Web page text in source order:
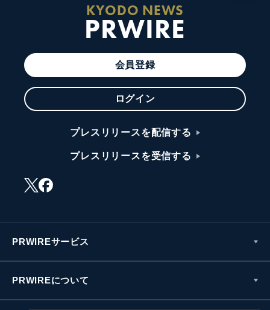
KYODO NEWS
PRWIRE
会員登録
ログイン
プレスリリースを配信する
プレスリリースを受信する
PRWIREサービス
PRWIREについて